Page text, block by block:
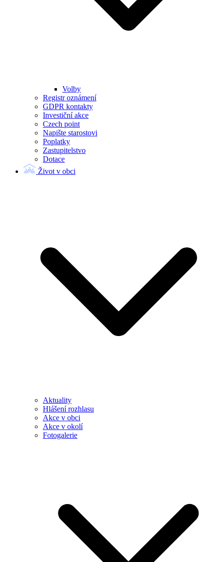
Volby
Registr oznámení
GDPR kontakty
Investiční akce
Czech point
Napište starostovi
Poplatky
Zastupitelstvo
Dotace
Život v obci
Aktuality
Hlášení rozhlasu
Akce v obci
Akce v okolí
Fotogalerie